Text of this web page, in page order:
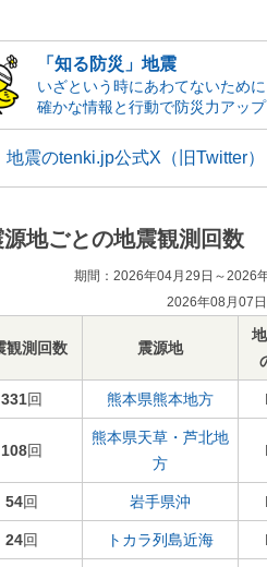
「知る防災」地震
いざという時にあわてないために
確かな情報と行動で防災力アップ
地震のtenki.jp公式X（旧Twitter）
源地ごとの地震観測回数
期間：2026年04月29日～2026
2026年08月07
観測回数 震源地
331回 熊本県熊本地方
108回
熊本県天草・芦北地
方
54回 岩手県沖
24回 トカラ列島近海